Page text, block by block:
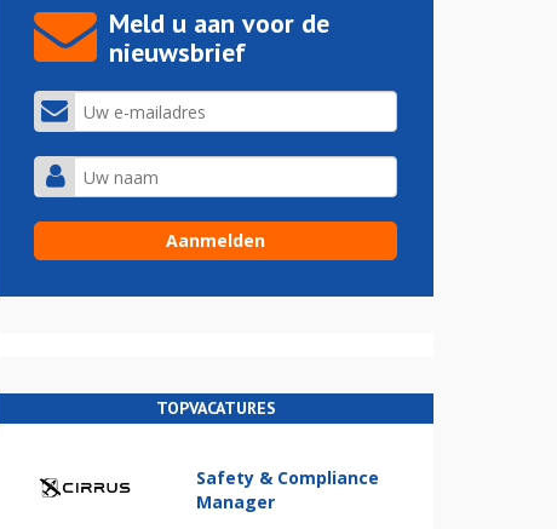
Meld u aan voor de
nieuwsbrief
TOPVACATURES
Safety & Compliance
Manager